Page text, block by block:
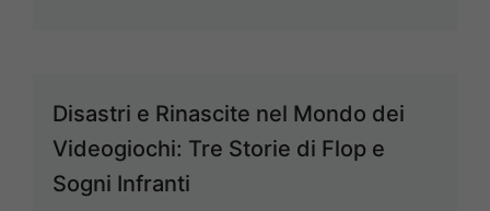
Disastri e Rinascite nel Mondo dei
Videogiochi: Tre Storie di Flop e
Sogni Infranti